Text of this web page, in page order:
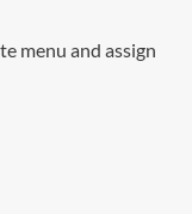
menu and assign